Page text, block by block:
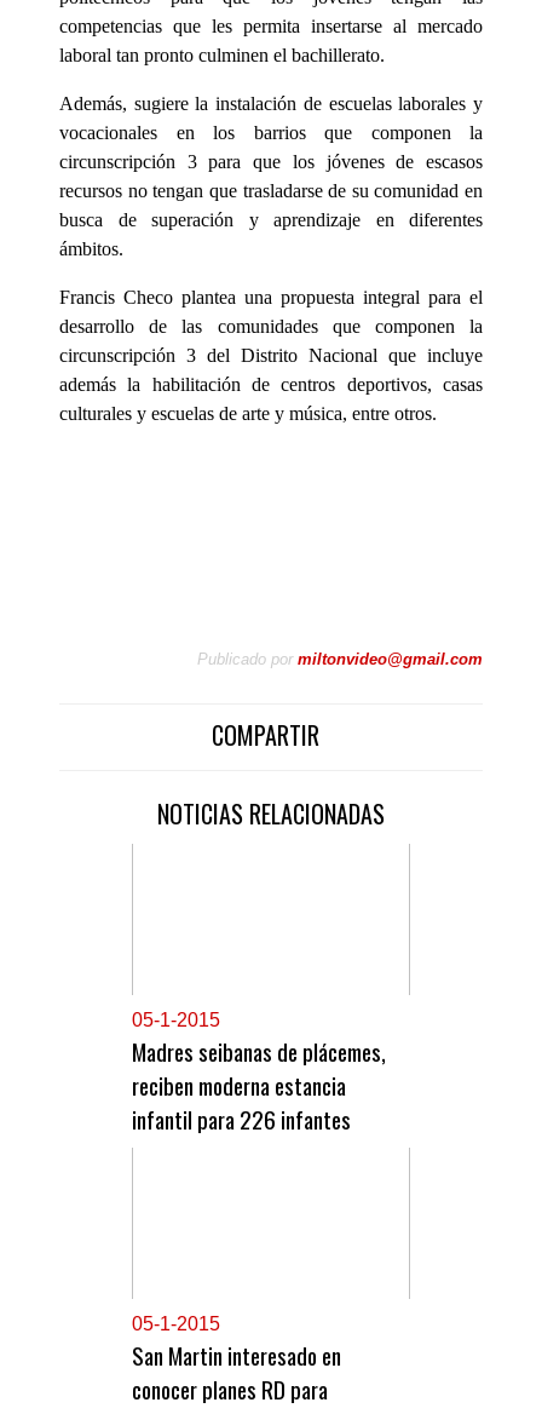
competencias que les permita insertarse al mercado
laboral tan pronto culminen el bachillerato.
Además, sugiere la instalación de escuelas laborales y
vocacionales en los barrios que componen la
circunscripción 3 para que los jóvenes de escasos
recursos no tengan que trasladarse de su comunidad en
busca de superación y aprendizaje en diferentes
ámbitos.
Francis Checo plantea una propuesta integral para el
desarrollo de las comunidades que componen la
circunscripción 3 del Distrito Nacional que incluye
además la habilitación de centros deportivos, casas
culturales y escuelas de arte y música, entre otros.
Publicado por miltonvideo@gmail.com
COMPARTIR
NOTICIAS RELACIONADAS
05-1-2015
Madres seibanas de plácemes,
reciben moderna estancia
infantil para 226 infantes
05-1-2015
San Martin interesado en
conocer planes RD para